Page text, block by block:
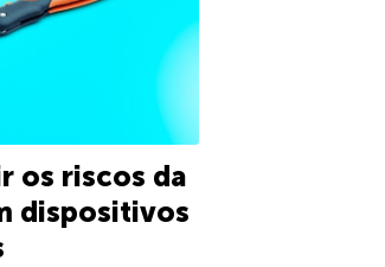
os riscos da
dispositivos